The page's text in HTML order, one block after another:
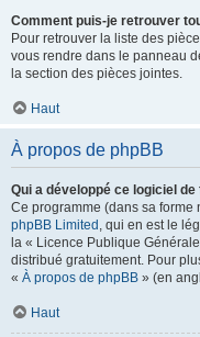
Comment puis-je retrouver
Pour retrouver la liste des
vous rendre dans le panneau
la section des pièces jointes.
Haut
À propos de phpBB
Qui a développé ce logiciel
Ce programme (dans sa
phpBB Limited , qui en est le
la « Licence Publique
distribué gratuitement. Pour
« À propos de phpBB » (en
Haut